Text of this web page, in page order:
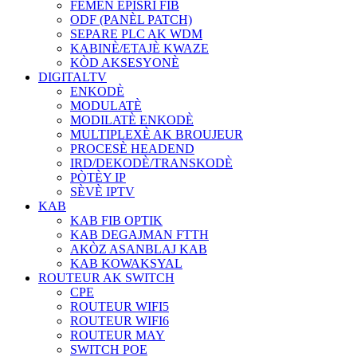
FÈMEN EPISRI FIB
ODF (PANÈL PATCH)
SEPARE PLC AK WDM
KABINÈ/ETAJÈ KWAZE
KÒD AKSESYONÈ
DIGITALTV
ENKODÈ
MODULATÈ
MODILATÈ ENKODÈ
MULTIPLEXÈ AK BROUJEUR
PROCESÈ HEADEND
IRD/DEKODÈ/TRANSKODÈ
PÒTÈY IP
SÈVÈ IPTV
KAB
KAB FIB OPTIK
KAB DEGAJMAN FTTH
AKÒZ ASANBLAJ KAB
KAB KOWAKSYAL
ROUTEUR AK SWITCH
CPE
ROUTEUR WIFI5
ROUTEUR WIFI6
ROUTEUR MAY
SWITCH POE